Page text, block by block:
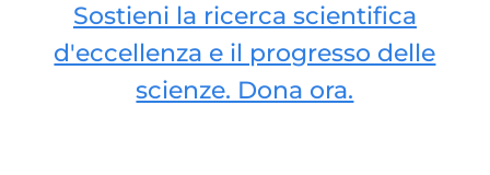
Sostieni la ricerca scientifica
d'eccellenza e il progresso delle
scienze. Dona ora.